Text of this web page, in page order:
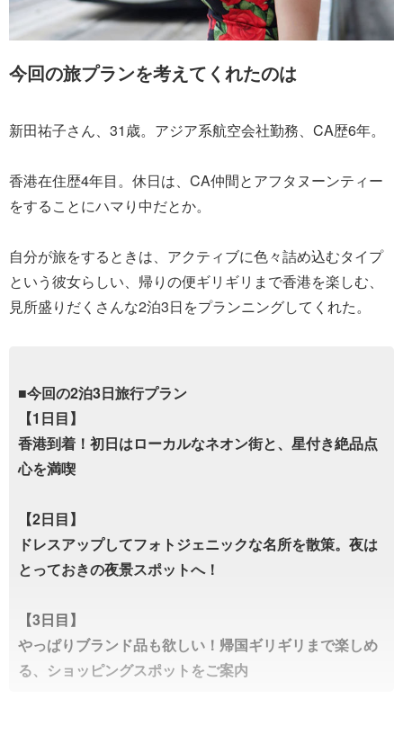
今回の旅プランを考えてくれたのは
新田祐子さん、31歳。アジア系航空会社勤務、CA歴6年。
香港在住歴4年目。休日は、CA仲間とアフタヌーンティー
をすることにハマり中だとか。
自分が旅をするときは、アクティブに色々詰め込むタイプ
という彼女らしい、帰りの便ギリギリまで香港を楽しむ、
見所盛りだくさんな2泊3日をプランニングしてくれた。
■今回の2泊3日旅行プラン
【1日目】
香港到着！初日はローカルなネオン街と、星付き絶品点
心を満喫
【2日目】
ドレスアップしてフォトジェニックな名所を散策。夜は
とっておきの夜景スポットへ！
【3日目】
やっぱりブランド品も欲しい！帰国ギリギリまで楽しめ
る、ショッピングスポットをご案内